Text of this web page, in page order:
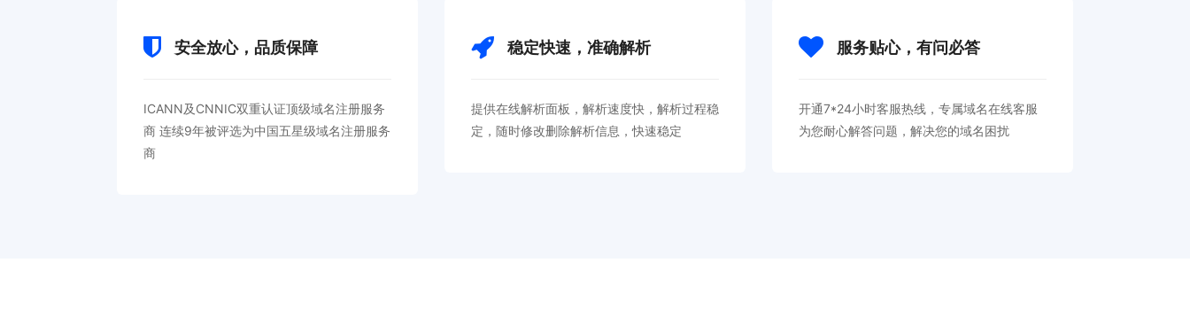
安全放心，品质保障
ICANN及CNNIC双重认证顶级域名注册服务
商 连续9年被评选为中国五星级域名注册服务
商
稳定快速，准确解析
提供在线解析面板，解析速度快，解析过程稳
定，随时修改删除解析信息，快速稳定
服务贴心，有问必答
开通7*24小时客服热线，专属域名在线客服
为您耐心解答问题，解决您的域名困扰